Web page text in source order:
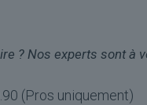
? Nos experts sont à
(Pros uniquement)